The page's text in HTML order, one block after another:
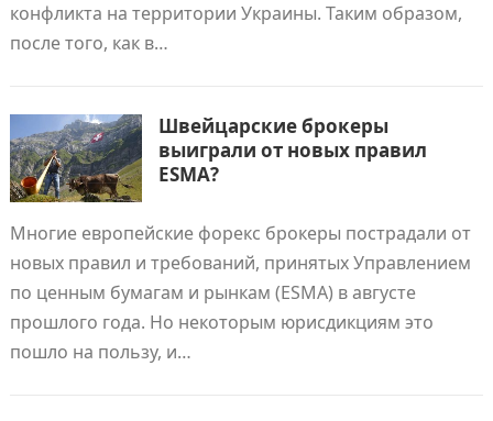
конфликта на территории Украины. Таким образом,
после того, как в…
Швейцарские брокеры
выиграли от новых правил
ESMA?
Многие европейские форекс брокеры пострадали от
новых правил и требований, принятых Управлением
по ценным бумагам и рынкам (ESMA) в августе
прошлого года. Но некоторым юрисдикциям это
пошло на пользу, и…